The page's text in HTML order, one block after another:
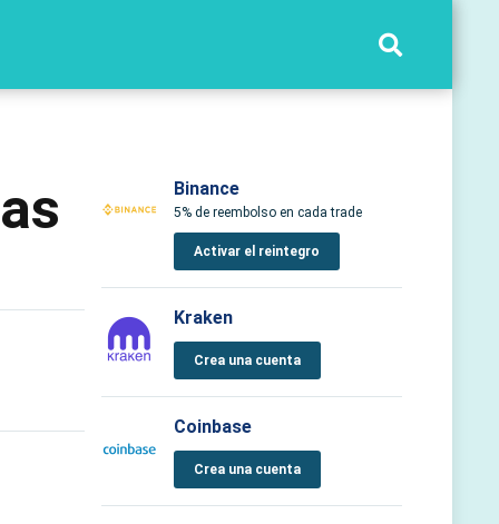
Binance
5% de reembolso en cada trade
Activar el reintegro
Kraken
Crea una cuenta
Coinbase
Crea una cuenta